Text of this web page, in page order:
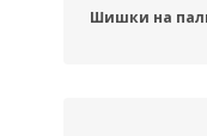
Шишки на